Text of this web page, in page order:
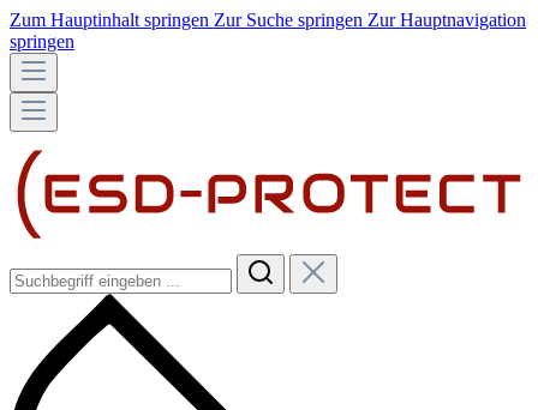
Zum Hauptinhalt springen Zur Suche springen Zur Hauptnavigation
springen